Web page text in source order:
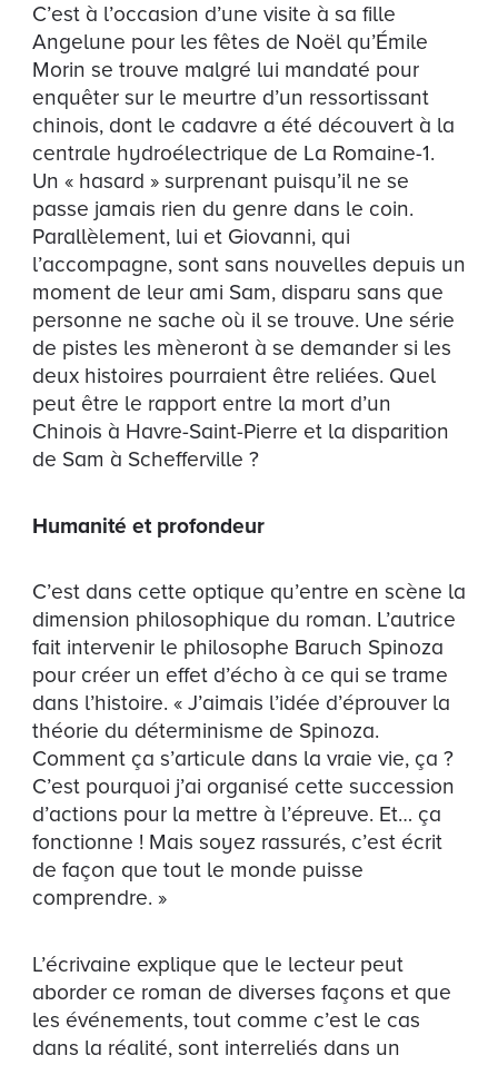
C’est à l’occasion d’une visite à sa fille
Angelune pour les fêtes de Noël qu’Émile
Morin se trouve malgré lui mandaté pour
enquêter sur le meurtre d’un ressortissant
chinois, dont le cadavre a été découvert à la
centrale hydroélectrique de La Romaine-1.
Un « hasard » surprenant puisqu’il ne se
passe jamais rien du genre dans le coin.
Parallèlement, lui et Giovanni, qui
l’accompagne, sont sans nouvelles depuis un
moment de leur ami Sam, disparu sans que
personne ne sache où il se trouve. Une série
de pistes les mèneront à se demander si les
deux histoires pourraient être reliées. Quel
peut être le rapport entre la mort d’un
Chinois à Havre-Saint-Pierre et la disparition
de Sam à Schefferville ?
Humanité et profondeur
C’est dans cette optique qu’entre en scène la
dimension philosophique du roman. L’autrice
fait intervenir le philosophe Baruch Spinoza
pour créer un effet d’écho à ce qui se trame
dans l’histoire. « J’aimais l’idée d’éprouver la
théorie du déterminisme de Spinoza.
Comment ça s’articule dans la vraie vie, ça ?
C’est pourquoi j’ai organisé cette succession
d’actions pour la mettre à l’épreuve. Et… ça
fonctionne ! Mais soyez rassurés, c’est écrit
de façon que tout le monde puisse
comprendre. »
L’écrivaine explique que le lecteur peut
aborder ce roman de diverses façons et que
les événements, tout comme c’est le cas
dans la réalité, sont interreliés dans un